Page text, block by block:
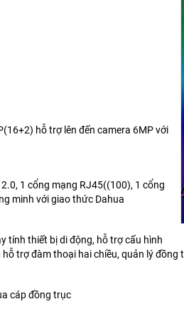
hỗ trợ lên đến camera 6MP với
1 cổng mạng RJ45((100), 1 cổng
minh với giao thức Dahua
tính thiết bị di động, hỗ trợ cấu hình
trợ đàm thoại hai chiều, quản lý đồng
cáp đồng trục